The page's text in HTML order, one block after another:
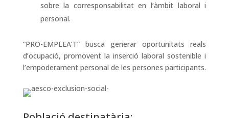
sobre la corresponsabilitat en l’àmbit laboral i
personal.
“PRO-EMPLEA’T” busca generar oportunitats reals
d’ocupació, promovent la inserció laboral sostenible i
l’empoderament personal de les persones participants.